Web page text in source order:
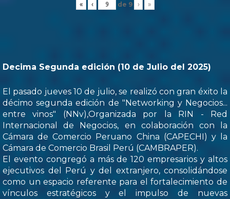
« ‹ de 9 › »
Decima Segunda edición (10 de Julio del 2025)
El pasado jueves 10 de julio, se realizó con gran éxito la
décimo segunda edición de "Networking y Negocios...
entre vinos" (NNv),Organizada por la RIN - Red
Internacional de Negocios, en colaboración con la
Cámara de Comercio Peruano China (CAPECHI) y la
Cámara de Comercio Brasil Perú (CAMBRAPER).
El evento congregó a más de 120 empresarios y altos
ejecutivos del Perú y del extranjero, consolidándose
como un espacio referente para el fortalecimiento de
vínculos estratégicos y el impulso de nuevas